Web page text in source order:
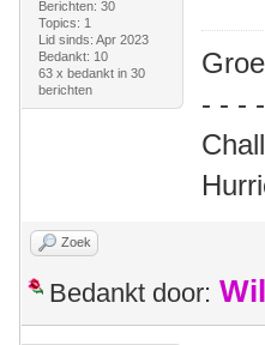
Berichten: 30
Topics: 1
Lid sinds: Apr 2023
Bedankt: 10
63 x bedankt in 30
berichten
- - ‐
Zoek
Bedankt door: